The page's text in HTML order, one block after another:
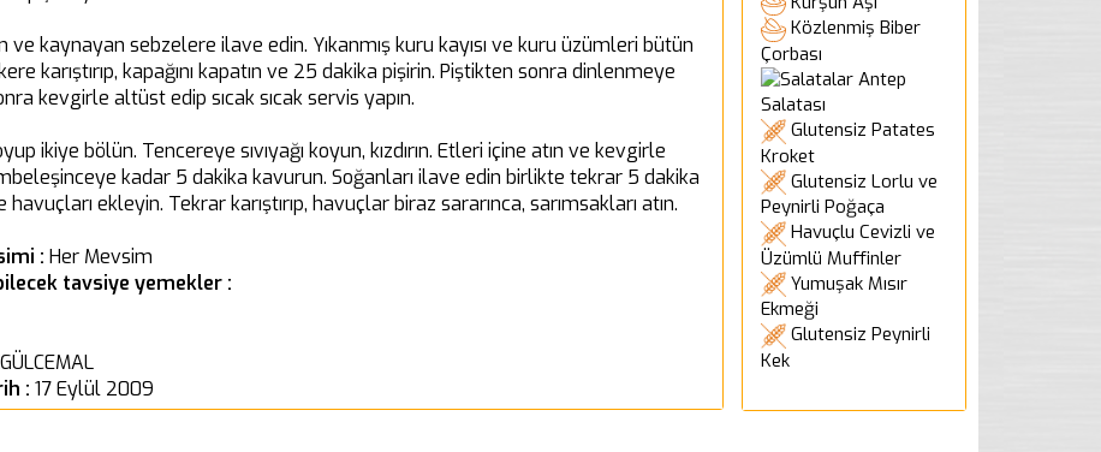
ve kaynayan sebzelere ilave edin. Yıkanmış kuru kayısı ve kuru üzümleri bütün
karıştırıp, kapağını kapatın ve 25 dakika pişirin. Piştikten sonra dinlenmeye
kevgirle altüst edip sıcak sıcak servis yapın.
ikiye bölün. Tencereye sıvıyağı koyun, kızdırın. Etleri içine atın ve kevgirle
kadar 5 dakika kavurun. Soğanları ilave edin birlikte tekrar 5 dakika
ekleyin. Tekrar karıştırıp, havuçlar biraz sararınca, sarımsakları atın.
: Her Mevsim
tavsiye yemekler :
: 17 Eylül 2009
Közlenmiş Biber
Çorbası
Antep
Salatası
Glutensiz Patates
Kroket
Glutensiz Lorlu ve
Peynirli Poğaça
Havuçlu Cevizli ve
Üzümlü Muffinler
Yumuşak Mısır
Ekmeği
Glutensiz Peynirli
Kek